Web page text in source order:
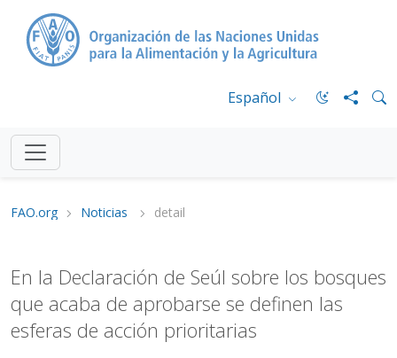
Español
FAO.org Noticias detail
En la Declaración de Seúl sobre los bosques
que acaba de aprobarse se definen las
esferas de acción prioritarias